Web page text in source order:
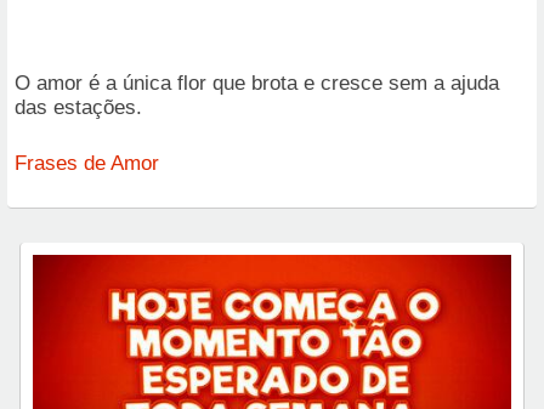
O amor é a única flor que brota e cresce sem a ajuda
das estações.
Frases de Amor